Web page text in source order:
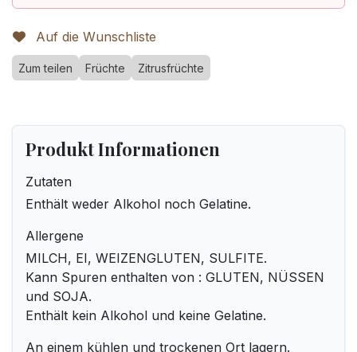
Auf die Wunschliste
Zum teilen Früchte Zitrusfrüchte
Produkt Informationen
Zutaten
Enthält weder Alkohol noch Gelatine.
Allergene
MILCH, EI, WEIZENGLUTEN, SULFITE.
Kann Spuren enthalten von : GLUTEN, NÜSSEN
und SOJA.
Enthält kein Alkohol und keine Gelatine.
An einem kühlen und trockenen Ort lagern.